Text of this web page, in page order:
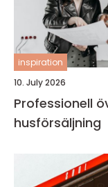
inspiration
10. July 2026
Professionell
husförsäljning